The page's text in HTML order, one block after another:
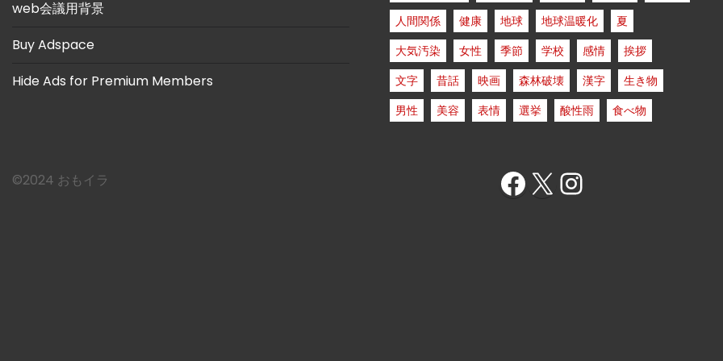
web会議用背景
Buy Adspace
Hide Ads for Premium Members
人間関係 健康 地球 地球温暖化
夏
大気汚染
女性 季節 学校 感情
挨拶
文字
昔話 映画 森林破壊 漢字
生き物
男性
美容 表情 選挙 酸性雨 食べ物
©︎2024 おもイラ Facebook X Instagram